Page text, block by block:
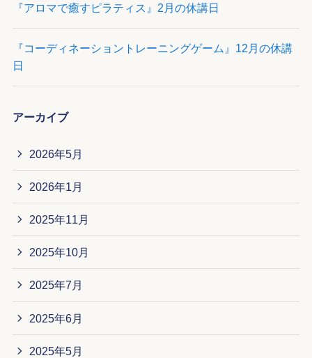
『アロマで癒すピラティス』2月の休講日
『コーディネーショントレーニングゲーム』12月の休講
日
アーカイブ
2026年5月
2026年1月
2025年11月
2025年10月
2025年7月
2025年6月
2025年5月